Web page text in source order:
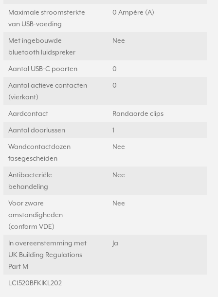
Maximale stroomsterkte
van USB-voeding
0 Ampère (A)
Met ingebouwde
bluetooth luidspreker
Nee
Aantal USB-C poorten 0
Aantal actieve contacten
(vierkant)
0
Aardcontact Randaarde clips
Aantal doorlussen 1
Wandcontactdozen
fasegescheiden
Nee
Antibacteriële
behandeling
Nee
Voor zware
omstandigheden
(conform VDE)
Nee
In overeenstemming met
UK Building Regulations
Part M
Ja
LC1520BFKIKL202